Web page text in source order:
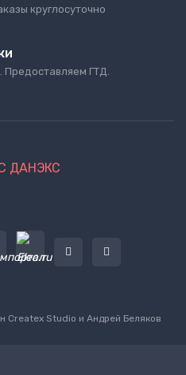
круглосуточно
Предоставляем ГТД.
ДАНЭКС
Createx Studio и Андрей Беляков